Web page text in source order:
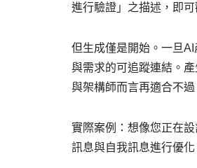
進行驗證」之描述，即
但生成僅是開始。一旦
與需求的可追蹤連結。
與架構師而言再適合不
實際案例：想像您正在
訊息與自我訊息進行優